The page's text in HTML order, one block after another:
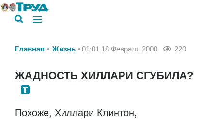
Главная Жизнь 01:01 18 Февраля 2000 220
ЖАДНОСТЬ ХИЛЛАРИ СГУБИЛА?
Похоже, Хиллари Клинтон,